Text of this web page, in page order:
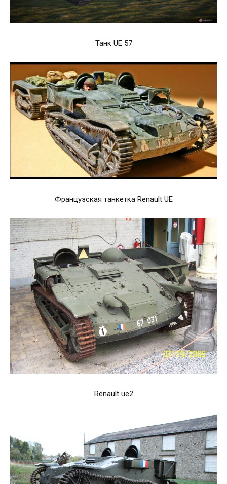
Танк UE 57
Французская танкетка Renault UE
Renault ue2